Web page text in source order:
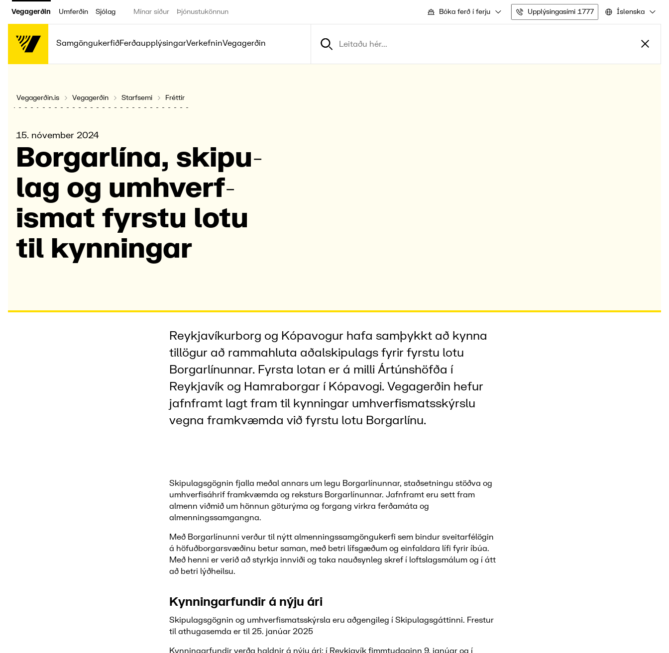
Vegagerðin Umferðin Sjólag Mínar síður Þjónustukönnun Bóka ferð í ferju Upplýsingasími 1777 Íslenska
SamgöngukerfiðFerðaupplýsingarVerkefninVegagerðin
Vegagerðin.is Vegagerðin Starfsemi Fréttir
15. nóvember 2024
Borgar­lína, skipu­
lag og umhverf­
ismat fyrstu lotu
til kynn­ingar
Reykjavíkurborg og Kópavogur hafa samþykkt að kynna
tillögur að rammahluta aðalskipulags fyrir fyrstu lotu
Borgarlínunnar. Fyrsta lotan er á milli Ártúnshöfða í
Reykjavík og Hamraborgar í Kópavogi. Vegagerðin hefur
jafnframt lagt fram til kynningar umhverfismatsskýrslu
vegna framkvæmda við fyrstu lotu Borgarlínu.
Skipulagsgögnin fjalla meðal annars um legu Borgarlínunnar, staðsetningu stöðva og
umhverfisáhrif framkvæmda og reksturs Borgarlínunnar. Jafnframt eru sett fram
almenn viðmið um hönnun göturýma og forgang virkra ferðamáta og
almenningssamgangna.
Með Borgarlínunni verður til nýtt almenningssamgöngukerfi sem bindur sveitarfélögin
á höfuðborgarsvæðinu betur saman, með betri lífsgæðum og einfaldara lífi fyrir íbúa.
Með henni er verið að styrkja innviði og taka nauðsynleg skref í loftslagsmálum og í átt
að betri lýðheilsu.
Kynningarfundir á nýju ári
Skipulagsgögnin og umhverfismatsskýrsla eru aðgengileg í Skipulagsgáttinni. Frestur
til athugasemda er til 25. janúar 2025
Kynningarfundir verða haldnir á nýju ári; í Reykjavík fimmtudaginn 9. janúar og í